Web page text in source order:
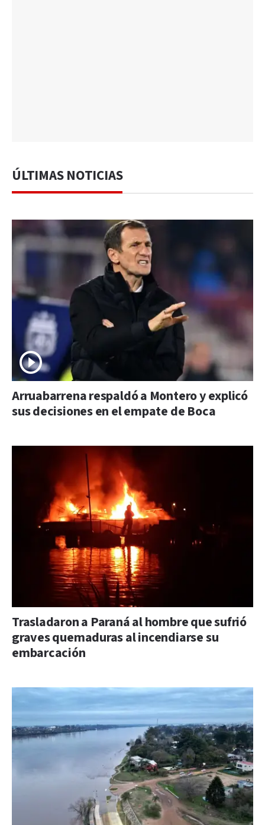
ÚLTIMAS NOTICIAS
Arruabarrena respaldó a Montero y explicó
sus decisiones en el empate de Boca
Trasladaron a Paraná al hombre que sufrió
graves quemaduras al incendiarse su
embarcación